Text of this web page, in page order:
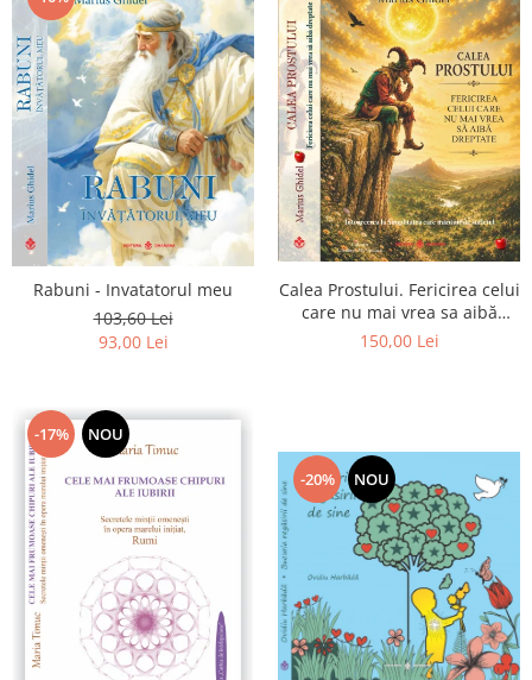
Rabuni - Invatatorul meu
103,60 Lei
93,00 Lei
Calea Prostului. Fericirea celui
care nu mai vrea sa aibă
dreptate - Intoarcerea la
150,00 Lei
-17% NOU
-20% NOU